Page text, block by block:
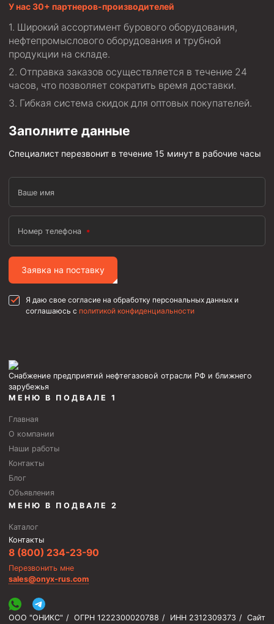
У нас 30+ партнеров-производителей
Широкий ассортимент бурового оборудования,
нефтепромыслового оборудования и трубной
продукции на складе.
Отправка заказов осуществляется в течение 24
часов, что позволяет сократить время доставки.
Гибкая система скидок для оптовых покупателей.
Заполните данные
Специалист перезвонит в течение 15 минут в рабочие часы
Ваше имя
Номер телефона
Заявка на поставку
Я даю свое согласие на обработку персональных данных и
соглашаюсь с политикой конфиденциальности
Снабжение предприятий нефтегазовой отрасли РФ и ближнего
зарубежья
МЕНЮ В ПОДВАЛЕ 1
Главная
О компании
Наши работы
Контакты
Блог
Объявления
МЕНЮ В ПОДВАЛЕ 2
Каталог
Контакты
8 (800) 234-23-90
Перезвонить мне
sales@onyx-rus.com
ООО "ОНИКС" / ОГРН 1222300020788 / ИНН 2312309373 / Сайт